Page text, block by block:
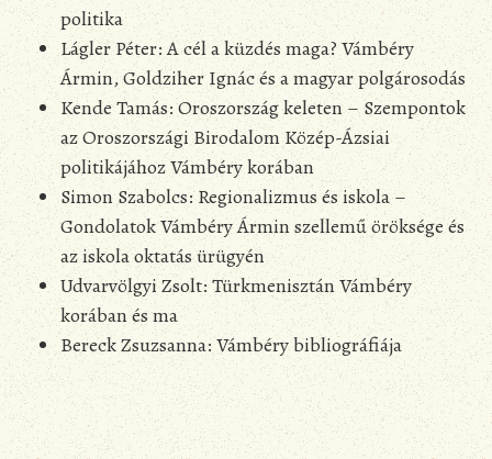
politika
Lágler Péter: A cél a küzdés maga? Vámbéry
Ármin, Goldziher Ignác és a magyar polgárosodás
Kende Tamás: Oroszország keleten – Szempontok
az Oroszországi Birodalom Közép-Ázsiai
politikájához Vámbéry korában
Simon Szabolcs: Regionalizmus és iskola –
Gondolatok Vámbéry Ármin szellemű öröksége és
az iskola oktatás ürügyén
Udvarvölgyi Zsolt: Türkmenisztán Vámbéry
korában és ma
Bereck Zsuzsanna: Vámbéry bibliográfiája